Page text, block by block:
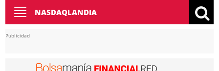
Toggle
navigation
NASDAQLANDIA
Publicidad